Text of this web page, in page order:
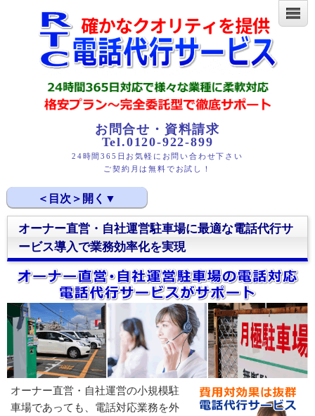
お問合せ・資料請求
Tel.0120-922-899
24時間365日お気軽にお問い合わせ下さい
ご契約月は無料でお試し！
オーナー直営・自社運営駐車場に最適な電話代行サービ
ス導入で業務効率化を実現
オーナー直営・自社運営駐車場の電話対応の課題を解決
する電話代行サービス
オーナー直営・自社運営駐車場が抱える電話対応の
課題と電話代行を活用した解決策
オーナー直営・自社運営駐車場の電話代行サービス
活用例
RTC電話代行サービスの電話代行プラン
オーナー直営・自社運営駐車場に最適な電話代行サ
ービス導入で業務効率化を実現
オーナー直営・自社運営の小規模駐
車場であっても、電話対応業務を外